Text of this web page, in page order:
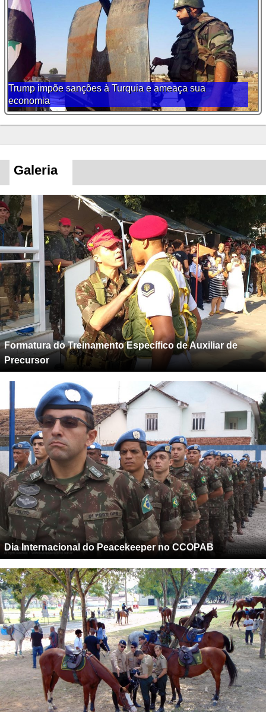
Trump impõe sanções à Turquia e ameaça sua
economia
Galeria
Formatura do Treinamento Específico de Auxiliar de
Precursor
Dia Internacional do Peacekeeper no CCOPAB